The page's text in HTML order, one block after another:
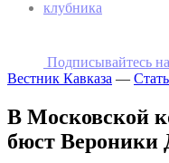
клубника
Подписывайтесь
Вестник Кавказа —
В Московской
бюст Вероники